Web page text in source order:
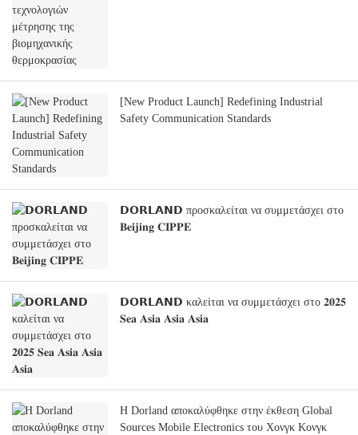
[New Product Launch] Redefining Industrial
Safety Communication Standards
𝗗𝗢𝗥𝗟𝗔𝗡𝗗 προσκαλείται να συμμετάσχει στο
𝐁𝐞𝐢𝐣𝐢𝐧𝐠 𝐂𝐈𝐏𝐏𝐄
𝗗𝗢𝗥𝗟𝗔𝗡𝗗 καλείται να συμμετάσχει στο 𝟐𝟎𝟐𝟓
𝐒𝐞𝐚 𝐀𝐬𝐢𝐚 𝐀𝐬𝐢𝐚 𝐀𝐬𝐢𝐚
Η Dorland αποκαλύφθηκε στην έκθεση Global
Sources Mobile Electronics του Χονγκ Κονγκ